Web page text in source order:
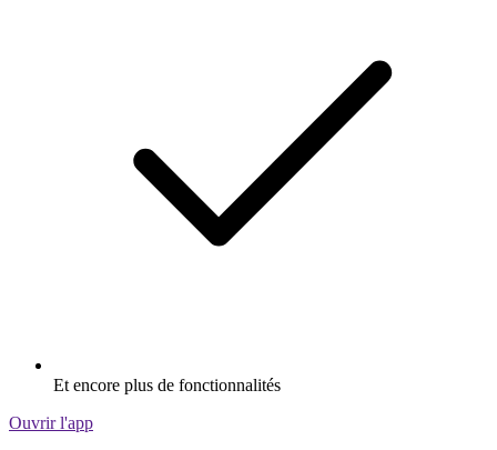
Et encore plus de fonctionnalités
Ouvrir l'app